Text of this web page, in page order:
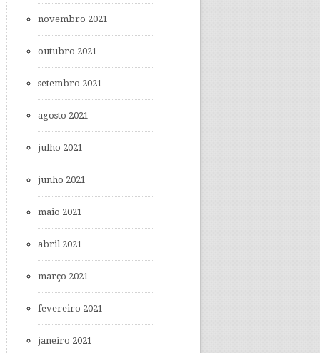
novembro 2021
outubro 2021
setembro 2021
agosto 2021
julho 2021
junho 2021
maio 2021
abril 2021
março 2021
fevereiro 2021
janeiro 2021